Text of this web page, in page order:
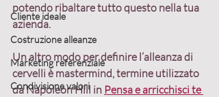
Cliente ideale
Costruzione alleanze
Marketing referenziale
Condivisione valori
potendo ribaltare tutto questo nella tua
azienda.
Un altro modo per definire l’alleanza di
cervelli è mastermind, termine utilizzato
da Napoleon Hill in Pensa e arricchisci te